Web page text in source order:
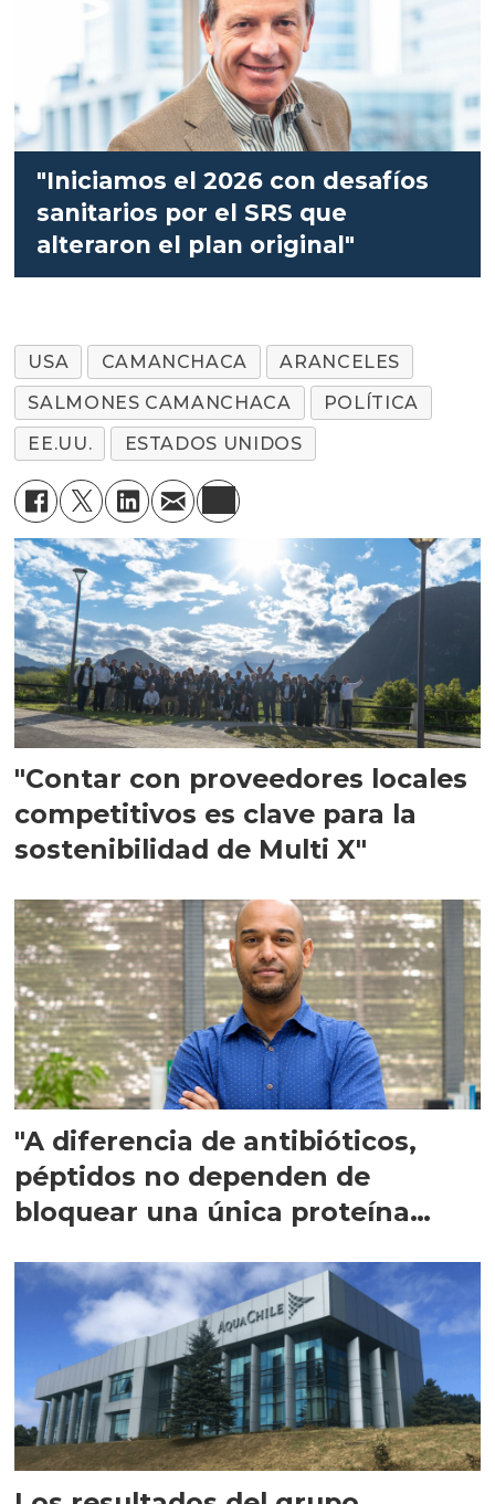
"Iniciamos el 2026 con desafíos
sanitarios por el SRS que
alteraron el plan original"
USA CAMANCHACA
ARANCELES
SALMONES CAMANCHACA
POLÍTICA
EE.UU.
ESTADOS UNIDOS
"Contar con proveedores locales
competitivos es clave para la
sostenibilidad de Multi X"
"A diferencia de antibióticos,
péptidos no dependen de
bloquear una única proteína